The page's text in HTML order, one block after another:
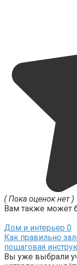
( Пока оценок нет )
Вам также может
Дом и интерьер 0
Как правильно
пошаговая
Вы уже выбрали